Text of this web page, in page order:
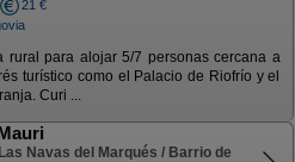
21 €
rural para alojar 5/7 personas cercana a
turístico como el Palacio de Riofrío y el
Curi ...
Las Navas del Marqués / Barrio de